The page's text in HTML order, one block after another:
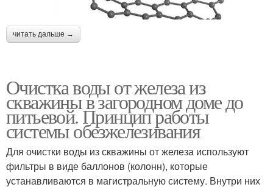
читать дальше →
Очистка воды от железа из
скважины в загородном доме до
питьевой. Принцип работы
системы обезжелезивания
Для очистки воды из скважины от железа используют
фильтры в виде баллонов (колонн), которые
устанавливаются в магистральную систему. Внутри них